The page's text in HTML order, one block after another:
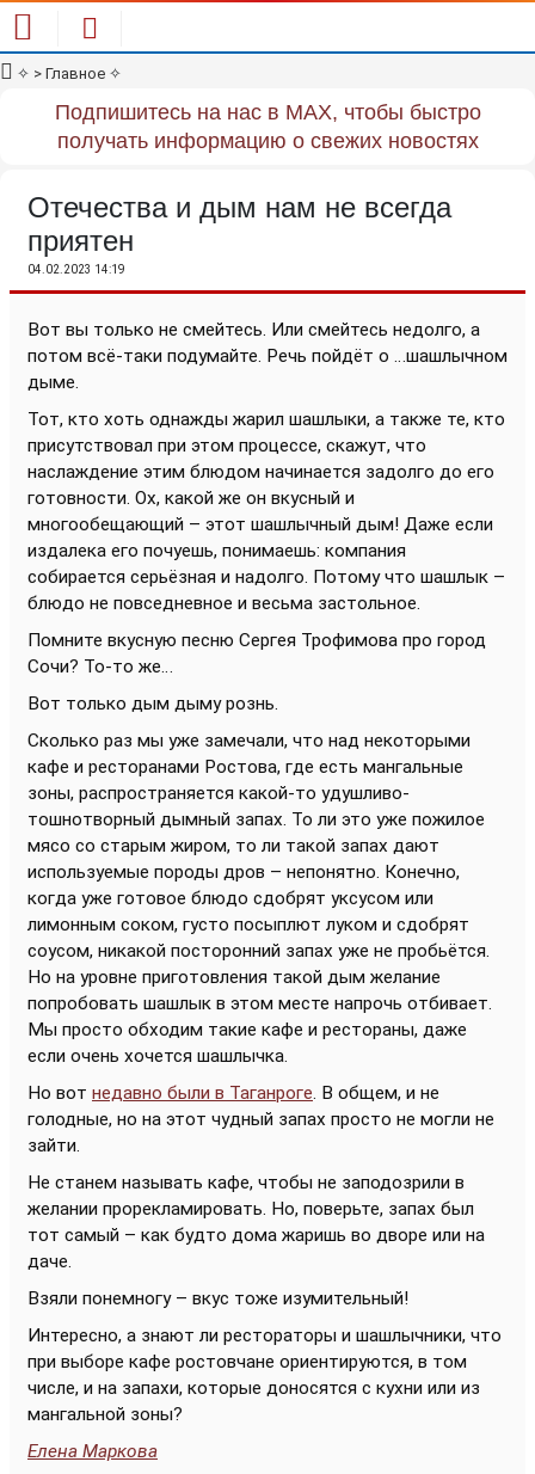
✧ > Главное ✧
Подпишитесь на нас в MAX, чтобы быстро
получать информацию о свежих новостях
Отечества и дым нам не всегда
приятен
04.02.2023 14:19
Вот вы только не смейтесь. Или смейтесь недолго, а
потом всё-таки подумайте. Речь пойдёт о …шашлычном
дыме.
Тот, кто хоть однажды жарил шашлыки, а также те, кто
присутствовал при этом процессе, скажут, что
наслаждение этим блюдом начинается задолго до его
готовности. Ох, какой же он вкусный и
многообещающий – этот шашлычный дым! Даже если
издалека его почуешь, понимаешь: компания
собирается серьёзная и надолго. Потому что шашлык –
блюдо не повседневное и весьма застольное.
Помните вкусную песню Сергея Трофимова про город
Сочи? То-то же…
Вот только дым дыму рознь.
Сколько раз мы уже замечали, что над некоторыми
кафе и ресторанами Ростова, где есть мангальные
зоны, распространяется какой-то удушливо-
тошнотворный дымный запах. То ли это уже пожилое
мясо со старым жиром, то ли такой запах дают
используемые породы дров – непонятно. Конечно,
когда уже готовое блюдо сдобрят уксусом или
лимонным соком, густо посыплют луком и сдобрят
соусом, никакой посторонний запах уже не пробьётся.
Но на уровне приготовления такой дым желание
попробовать шашлык в этом месте напрочь отбивает.
Мы просто обходим такие кафе и рестораны, даже
если очень хочется шашлычка.
Но вот недавно были в Таганроге. В общем, и не
голодные, но на этот чудный запах просто не могли не
зайти.
Не станем называть кафе, чтобы не заподозрили в
желании прорекламировать. Но, поверьте, запах был
тот самый – как будто дома жаришь во дворе или на
даче.
Взяли понемногу – вкус тоже изумительный!
Интересно, а знают ли рестораторы и шашлычники, что
при выборе кафе ростовчане ориентируются, в том
числе, и на запахи, которые доносятся с кухни или из
мангальной зоны?
Елена Маркова